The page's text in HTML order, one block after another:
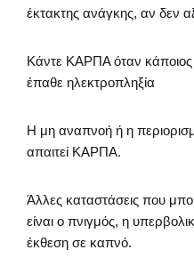
έκτακτης ανάγκης, αν δεν
Κάντε ΚΑΡΠΑ όταν κάποιος
έπαθε ηλεκτροπληξία
Η μη αναπνοή ή η
απαιτεί ΚΑΡΠΑ.
Άλλες καταστάσεις που
είναι ο πνιγμός, η
έκθεση σε καπνό.